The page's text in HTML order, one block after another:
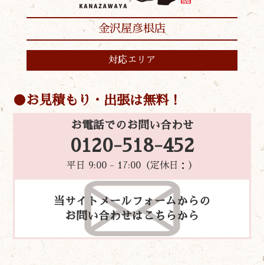
金沢屋彦根店
対応エリア
お見積もり・出張は無料！
お電話でのお問い合わせ
0120-518-452
平日 9:00 - 17:00（定休日：）
当サイトメールフォームからの
お問い合わせはこちらから